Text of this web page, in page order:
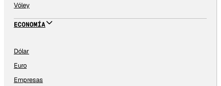
Vóley
ECONOMÍA
Dólar
Euro
Empresas